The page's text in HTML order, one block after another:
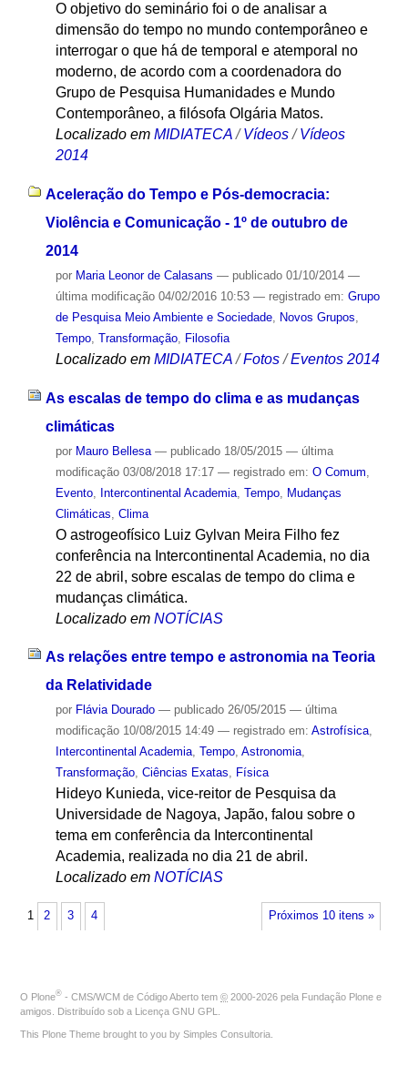
O objetivo do seminário foi o de analisar a
dimensão do tempo no mundo contemporâneo e
interrogar o que há de temporal e atemporal no
moderno, de acordo com a coordenadora do
Grupo de Pesquisa Humanidades e Mundo
Contemporâneo, a filósofa Olgária Matos.
Localizado em MIDIATECA /Vídeos /Vídeos
2014
Aceleração do Tempo e Pós-democracia:
Violência e Comunicação - 1º de outubro de
2014
por Maria Leonor de Calasans — publicado01/10/2014 —
última modificação04/02/2016 10:53 — registrado em: Grupo
de Pesquisa Meio Ambiente e Sociedade, Novos Grupos
Tempo, Transformação, Filosofia
Localizado em MIDIATECA /Fotos /Eventos 2014
As escalas de tempo do clima e as mudanças
climáticas
por Mauro Bellesa — publicado18/05/2015 — última
modificação03/08/2018 17:17 — registrado em: O Comum
Evento, Intercontinental Academia, Tempo, Mudanças
Climáticas Clima
O astrogeofísico Luiz Gylvan Meira Filho fez
conferência na Intercontinental Academia, no dia
22 de abril, sobre escalas de tempo do clima e
mudanças climática.
Localizado em NOTÍCIAS
As relações entre tempo e astronomia na Teoria
da Relatividade
por Flávia Dourado — publicado26/05/2015 — última
modificação10/08/2015 14:49 — registrado em: Astrofísica,
Intercontinental Academia, Tempo, Astronomia,
Transformação, Ciências Exatas, Física
Hideyo Kunieda, vice-reitor de Pesquisa da
Universidade de Nagoya, Japão, falou sobre o
tema em conferência da Intercontinental
Academia, realizada no dia 21 de abril.
Localizado em NOTÍCIAS
Próximos 10 itens »
1 2 3 4
O Plone® - CMS/WCM de Código Aberto tem © 2000-2026 pela Fundação Plone e
amigos. Distribuído sob a Licença GNU GPL
This Plone Theme brought to you by Simples Consultoria